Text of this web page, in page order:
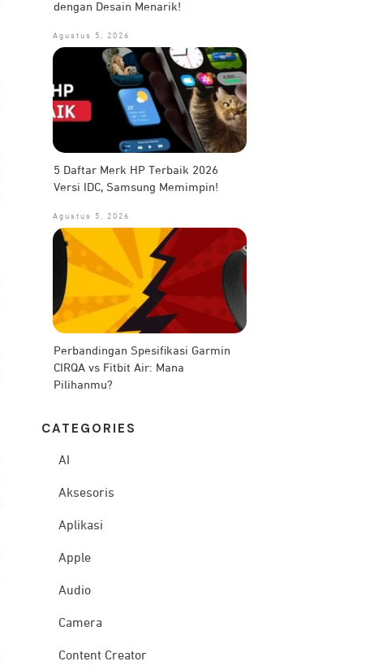
dengan Desain Menarik!
Agustus 5, 2026
5 Daftar Merk HP Terbaik 2026
Versi IDC, Samsung Memimpin!
Agustus 5, 2026
Perbandingan Spesifikasi Garmin
CIRQA vs Fitbit Air: Mana
Pilihanmu?
CATEG ORIES
AI
Aksesoris
Aplikasi
Apple
Audio
Camera
Content Creator